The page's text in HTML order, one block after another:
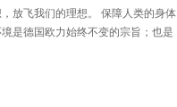
放飞我们的理想。 保障人类的身体
是德国欧力始终不变的宗旨；也是